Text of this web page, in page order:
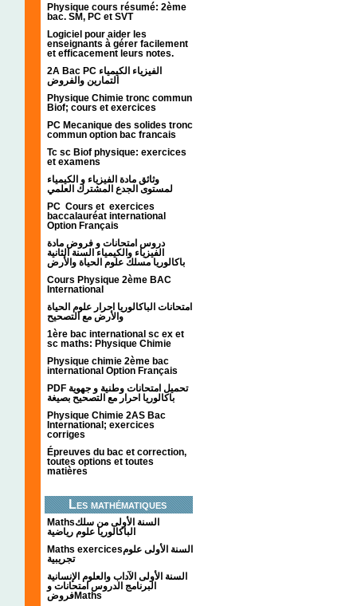
Physique cours résumé: 2ème
bac. SM, PC et SVT
Logiciel pour aider les
enseignants à gérer facilement
et efficacement leurs notes.
2A Bac PC الفيزياء الكيمياء
التمارين والفروض
Physique Chimie tronc commun
Biof; cours et exercices
PC Mecanique des solides tronc
commun option bac francais
Tc sc Biof physique: exercices
et examens
وثائق مادة الفيزياء و الكيمياء
PC Cours et exercices
baccalauréat international
Option Français
دروس امتحانات و فروض مادة
الفيزياء والكيمياء السنة الثانية
باكالوريا مسلك علوم الحياة والأرض
Cours Physique 2ème BAC
International
امتحانات الباكالوريا احرار علوم الحياة
والأرض مع التصحيح
1ère bac international sc ex et
sc maths: Physique Chimie
Physique chimie 2ème bac
international Option Français
PDF تحميل امتحانات وطنية و جهوية
باكالوريا احرار مع التصحيح بصيغة
Physique Chimie 2AS Bac
International; exercices
corriges
Épreuves du bac et correction,
toutes options et toutes
matières
Les mathématiques
Mathsالسنة الأولى من سلك
الباكالوريا علوم رياضية
Maths exercicesالسنة الأولى علوم
تجريبية
السنة الأولى الآداب والعلوم الإنسانية
البرنامج الدروس امتحانات و
فروضMaths